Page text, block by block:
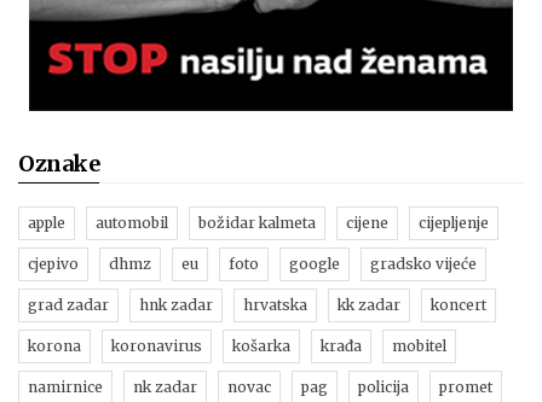
Oznake
apple automobil božidar kalmeta cijene cijepljenje
cjepivo dhmz eu foto google gradsko vijeće
grad zadar hnk zadar hrvatska kk zadar koncert
korona koronavirus košarka krađa mobitel
namirnice nk zadar novac pag policija promet